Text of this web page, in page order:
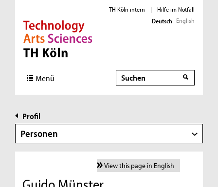
Direkt zur Hauptnavigation
Direkt zur Subnavigation
Direkt zum Inhalt
Direkt zum Fußbereich
TH Köln intern |
Hilfe im Notfall
Deutsch English
Menü Suche
Profil
Personen
View this page in English